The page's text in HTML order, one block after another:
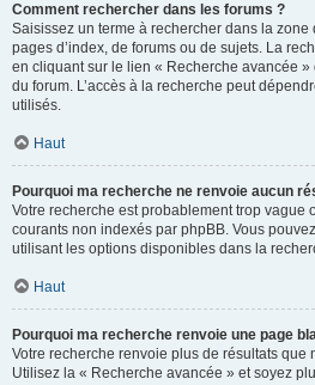
Comment rechercher dans les forums ?
Saisissez un terme à rechercher dans la
pages d’index, de forums ou de sujets. La
en cliquant sur le lien « Recherche avancée
du forum. L’accès à la recherche peut
utilisés.
Haut
Pourquoi ma recherche ne renvoie aucun
Votre recherche est probablement trop vague
courants non indexés par phpBB. Vous
utilisant les options disponibles dans la
Haut
Pourquoi ma recherche renvoie une page
Votre recherche renvoie plus de résultats que
Utilisez la « Recherche avancée » et soyez